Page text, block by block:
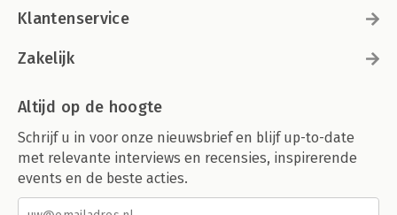
Klantenservice
Zakelijk
Altijd op de hoogte
Schrijf u in voor onze nieuwsbrief en blijf up-to-date
met relevante interviews en recensies, inspirerende
events en de beste acties.